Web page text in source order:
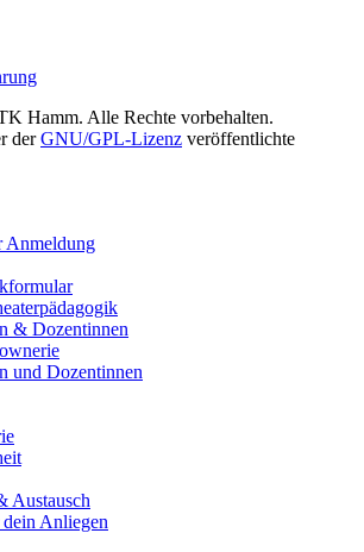
Hamm. Alle Rechte vorbehalten.
derGNU/GPL-Lizenz veröffentlichte
Anmeldung
& Dozentinnen
und Dozentinnen
Austausch
Anliegen